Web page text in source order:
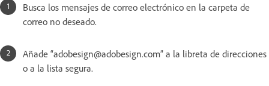
Busca los mensajes de correo electrónico en la carpeta de
correo no deseado.
Añade “adobesign@adobesign.com” a la libreta de direcciones
o a la lista segura.